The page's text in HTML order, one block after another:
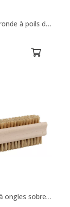
Brosse ronde à poils de sanglier renforcé - 60mm - TEK
Brosse à ongles sobre douce